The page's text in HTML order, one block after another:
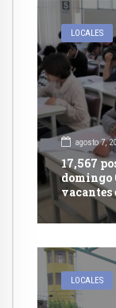
LOCALES
agosto 7,
17,567
domingo
vacantes
LOCALES